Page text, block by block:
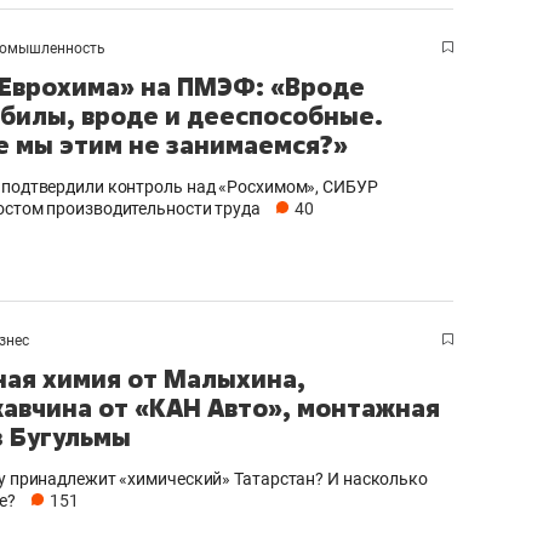
на ПМЭФ: «Вроде
вроде и дееспособные.
мы этим не занимаемся?»
подтвердили контроль над «Росхимом», СИБУР
производительности труда
40
химия от Малыхина,
от «КАН Авто», монтажная
Бугульмы
принадлежит «химический» Татарстан? И насколько
151
клиентах и чудных запросах мастеров
налогах и развитии без
до квартиры и Face
ключа: какой будет
Опыт выживания в